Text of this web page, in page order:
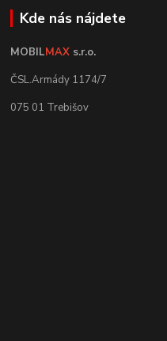
Kde nás nájdete
MOBILMAX s.r.o.
ČSL.Armády 1174/7
075 01 Trebišov